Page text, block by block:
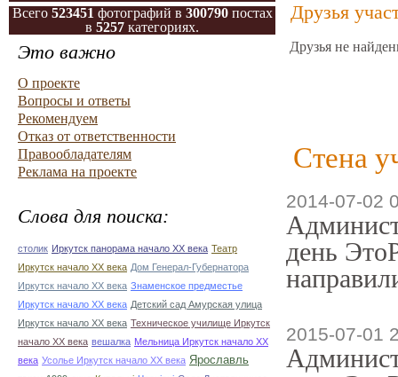
Всего 523451 фотографий в 300790постах
в 5257 категориях.
Это важно
О проекте
Вопросы и ответы
Рекомендуем
Отказ от ответственности
Правообладателям
Реклама на проекте
Слова для поиска:
столик Иркутск панорама начало ХХ века Театр
Иркутск начало ХХ века Дом Генерал-Губернатора
Иркутск начало ХХ века Знаменское предместье
Иркутск начало ХХ века Детский сад Амурская улица
Иркутск начало ХХ века Техническое училище Иркутск
начало ХХ века вешалка Мельница Иркутск начало ХХ
века Усолье Иркутск начало ХХ века Ярославль
Друзья
Друзья не
Стена
2014-07-02
день
2015-07-01